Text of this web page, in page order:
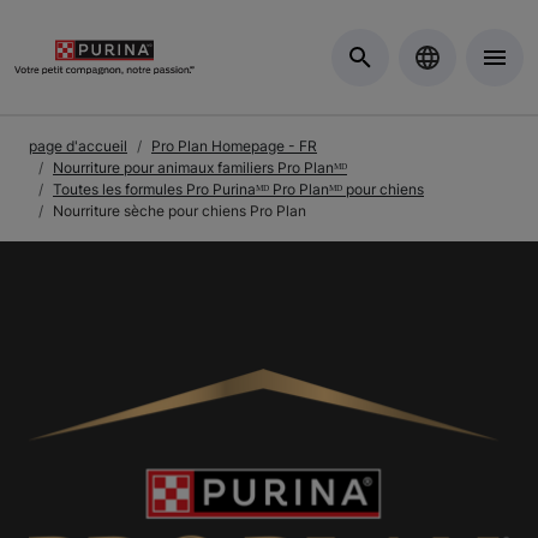
page d'accueil
Pro Plan Homepage - FR
Nourriture pour animaux familiers Pro Planᴹᴰ
Toutes les formules Pro Purinaᴹᴰ Pro Planᴹᴰ pour chiens
Nourriture sèche pour chiens Pro Plan